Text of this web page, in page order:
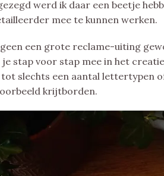
werd ik daar een beetje
mee te kunnen werken.
geen een grote reclame-uiting
stap voor stap mee in het
slechts een aantal lettertypen
krijtborden.